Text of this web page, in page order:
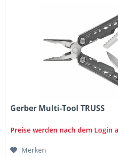
Gerber Multi-Tool TRUSS
Preise werden nach dem Login
Merken